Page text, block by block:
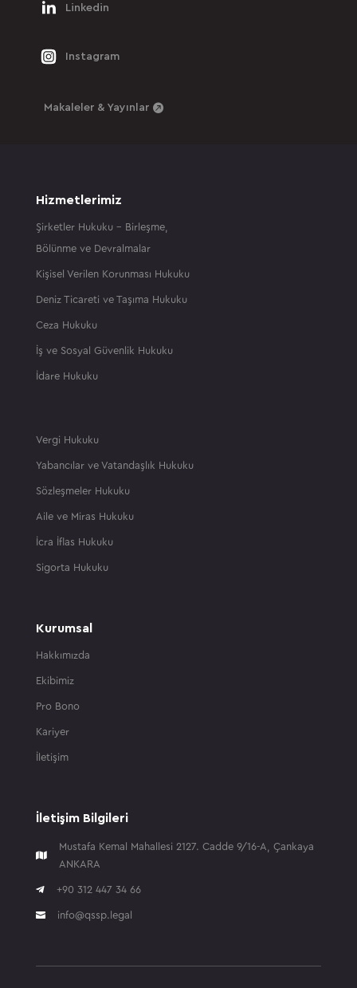
Linkedin
Instagram
Makaleler & Yayınlar
Hizmetlerimiz
Şirketler Hukuku – Birleşme,
Bölünme ve Devralmalar
Kişisel Verilen Korunması Hukuku
Deniz Ticareti ve Taşıma Hukuku
Ceza Hukuku
İş ve Sosyal Güvenlik Hukuku
İdare Hukuku
Vergi Hukuku
Yabancılar ve Vatandaşlık Hukuku
Sözleşmeler Hukuku
Aile ve Miras Hukuku
İcra İflas Hukuku
Sigorta Hukuku
Kurumsal
Hakkımızda
Ekibimiz
Pro Bono
Kariyer
İletişim
İletişim Bilgileri

Mustafa Kemal Mahallesi 2127. Cadde 9/16-A, Çankaya
ANKARA
 +90 312 447 34 66
 info@qssp.legal